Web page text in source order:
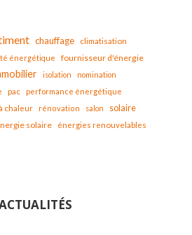
chauffage climatisation
énergétique fournisseur d'énergie
isolation
nomination
pac performance énergétique
chaleur rénovation salon solaire
solaire
énergies renouvelables